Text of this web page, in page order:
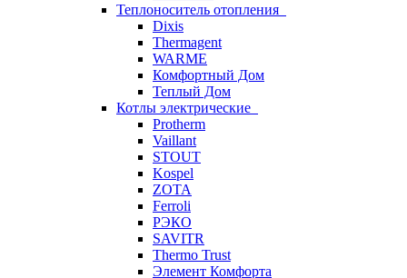
Теплоноситель отопления
Dixis
Thermagent
WARME
Комфортный Дом
Теплый Дом
Котлы электрические
Protherm
Vaillant
STOUT
Kospel
ZOTA
Ferroli
РЭКО
SAVITR
Thermo Trust
Элемент Комфорта